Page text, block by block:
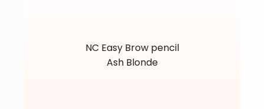
NC Easy Brow pencil
Ash Blonde